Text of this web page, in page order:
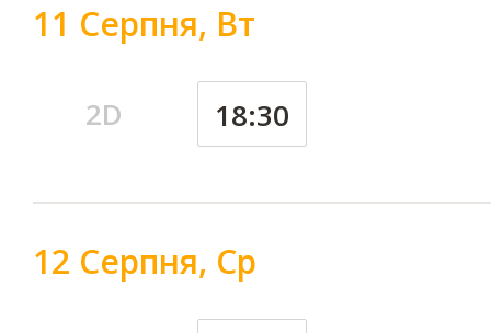
11 Серпня, Вт
2D 18:30
12 Серпня, Ср